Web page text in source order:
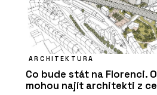
ARCHITEKTURA
Co bude stát na Florenci.
mohou najít architekti z